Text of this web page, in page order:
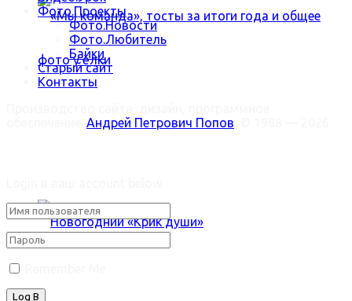
«Мы команда», тосты за итоги года и общее
Фото.Проекты
Фото.Новости
Фото.Любитель
Байки
Старый сайт
Контакты
Андрей Петрович Попов